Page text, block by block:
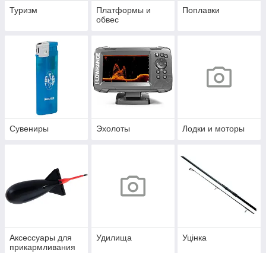
Туризм
Платформы и
обвес
Поплавки
Сувениры Эхолоты Лодки и моторы
Аксессуары для
прикармливания
Удилища Уцінка